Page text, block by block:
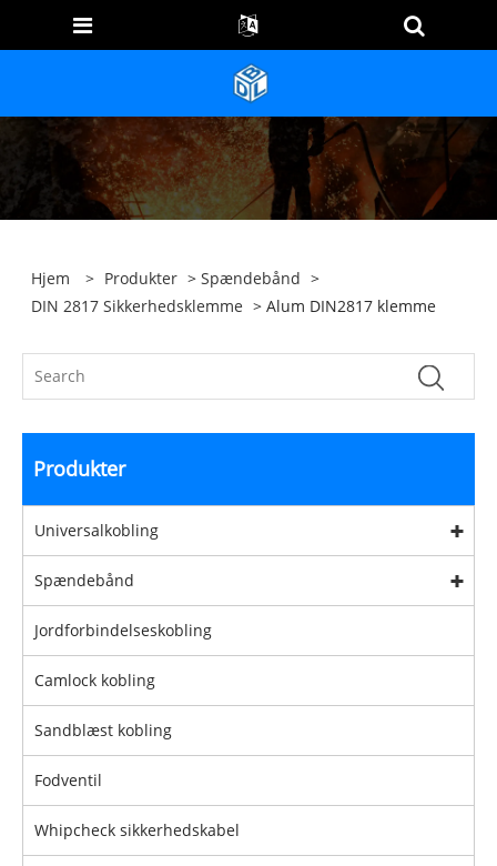
Hjem > Produkter >Spændebånd >
DIN 2817 Sikkerhedsklemme > Alum DIN2817 klemme
Produkter
Universalkobling
Spændebånd
Jordforbindelseskobling
Camlock kobling
Sandblæst kobling
Fodventil
Whipcheck sikkerhedskabel